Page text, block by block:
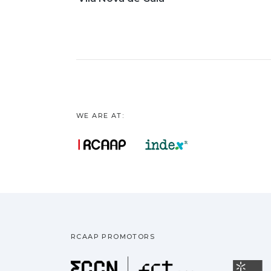
WE ARE AT:
RCAAP PROMOTORS
Fundação